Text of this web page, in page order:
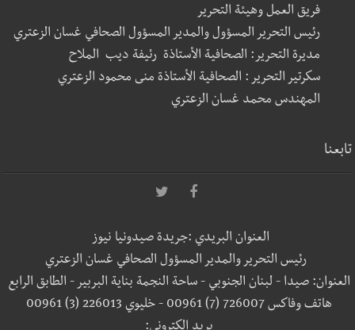
فريق العمل وهيئة التحرير
رئيس التحرير المسؤول والمدير المسؤول الصحافي غسان الزعتري
مديرة التحرير: الصحافية الأستاذة رئيفة ديب الملاح
سكرتير التحرير : الصحافية الأستاذة منى محمود الزعتري
المهندس محمد غسان الزعتري
تابعنا
العنوان البريدي :جريدة صيدونيا نيوز
رئيس التحرير والمدير المسؤول الصحافي غسان الزعتري
العنوان: صيدا - لبنان الجنوبي - ساحة النجمة بناية البربير - الطابق الرابع
هاتف وفاكس 726007 (7) 00961 - خليوي 226013 (3) 00961